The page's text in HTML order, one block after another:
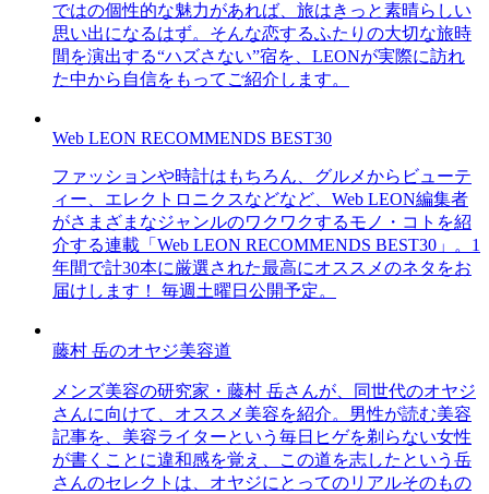
ではの個性的な魅力があれば、旅はきっと素晴らしい
思い出になるはず。そんな恋するふたりの大切な旅時
間を演出する“ハズさない”宿を、LEONが実際に訪れ
た中から自信をもってご紹介します。
Web LEON RECOMMENDS BEST30
ファッションや時計はもちろん、グルメからビューテ
ィー、エレクトロニクスなどなど、Web LEON編集者
がさまざまなジャンルのワクワクするモノ・コトを紹
介する連載「Web LEON RECOMMENDS BEST30」。1
年間で計30本に厳選された最高にオススメのネタをお
届けします！ 毎週土曜日公開予定。
藤村 岳のオヤジ美容道
メンズ美容の研究家・藤村 岳さんが、同世代のオヤジ
さんに向けて、オススメ美容を紹介。男性が読む美容
記事を、美容ライターという毎日ヒゲを剃らない女性
が書くことに違和感を覚え、この道を志したという岳
さんのセレクトは、オヤジにとってのリアルそのもの